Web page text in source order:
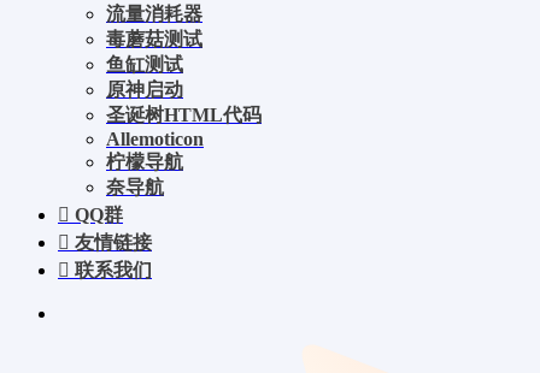
流量消耗器
毒蘑菇测试
鱼缸测试
原神启动
圣诞树HTML代码
Allemoticon
柠檬导航
奈导航
QQ群
友情链接
联系我们